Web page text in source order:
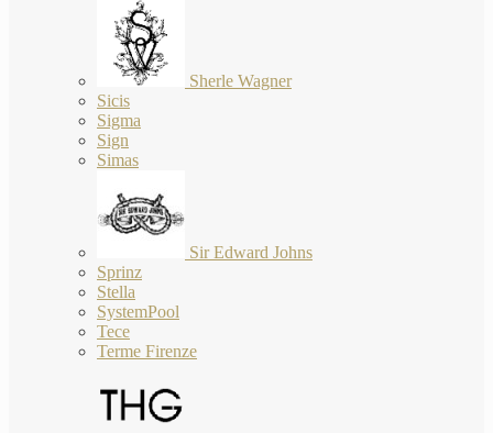
Sherle Wagner
Sicis
Sigma
Sign
Simas
Sir Edward Johns
Sprinz
Stella
SystemPool
Tece
Terme Firenze